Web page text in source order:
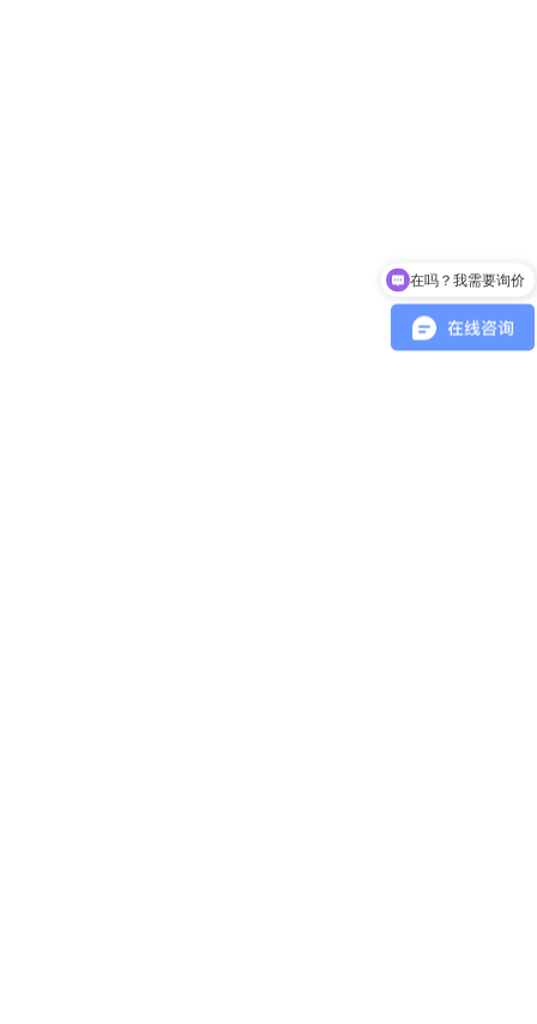
咨询Heidenhain海德汉现货